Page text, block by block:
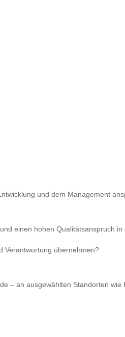
und dem Management
einen hohen Qualitätsanspruch in
Verantwortung übernehmen?
– an ausgewählten Standorten wie